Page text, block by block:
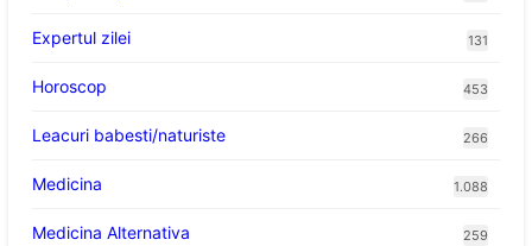
Expertul zilei 131
Horoscop 453
Leacuri babesti/naturiste 266
Medicina 1.088
Medicina Alternativa 259